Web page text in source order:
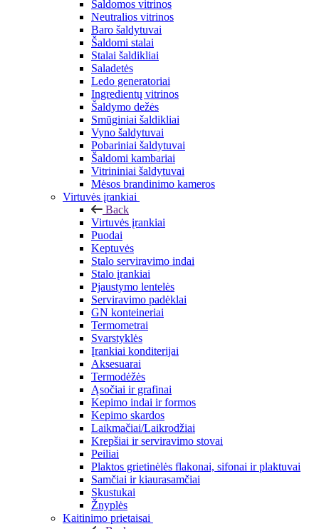
Šaldomos vitrinos
Neutralios vitrinos
Baro šaldytuvai
Šaldomi stalai
Stalai šaldikliai
Saladetės
Ledo generatoriai
Ingredientų vitrinos
Šaldymo dežės
Smūginiai šaldikliai
Vyno šaldytuvai
Pobariniai šaldytuvai
Šaldomi kambariai
Vitrininiai šaldytuvai
Mėsos brandinimo kameros
Virtuvės įrankiai
Back
Virtuvės įrankiai
Puodai
Keptuvės
Stalo serviravimo indai
Stalo įrankiai
Pjaustymo lentelės
Serviravimo padėklai
GN konteineriai
Termometrai
Svarstyklės
Įrankiai konditerijai
Aksesuarai
Termodėžės
Ąsočiai ir grafinai
Kepimo indai ir formos
Kepimo skardos
Laikmačiai/Laikrodžiai
Krepšiai ir serviravimo stovai
Peiliai
Plaktos grietinėlės flakonai, sifonai ir plaktuvai
Samčiai ir kiaurasamčiai
Skustukai
Žnyplės
Kaitinimo prietaisai